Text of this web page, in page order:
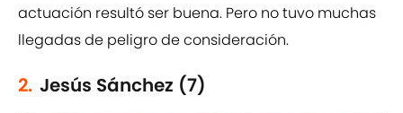
actuación resultó ser buena. Pero no tuvo muchas
llegadas de peligro de consideración.
2. Jesús Sánchez (7)